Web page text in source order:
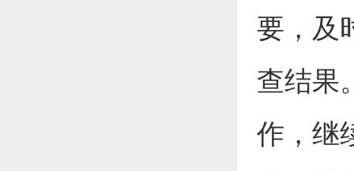
要，及
查结果
作，继